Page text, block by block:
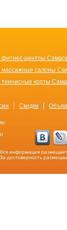
фитнес-центры
массажные салоны
теннисные корты
Скидки
Вся информация
За достоверность